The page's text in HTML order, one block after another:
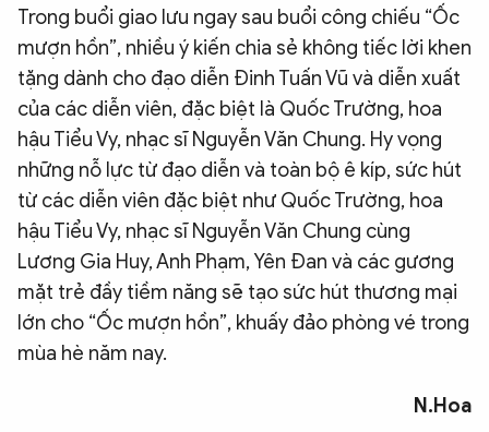
Trong buổi giao lưu ngay sau buổi công chiếu “Ốc
mượn hồn”, nhiều ý kiến chia sẻ không tiếc lời khen
tặng dành cho đạo diễn Đinh Tuấn Vũ và diễn xuất
của các diễn viên, đặc biệt là Quốc Trường, hoa
hậu Tiểu Vy, nhạc sĩ Nguyễn Văn Chung. Hy vọng
những nỗ lực từ đạo diễn và toàn bộ ê kíp, sức hút
từ các diễn viên đặc biệt như Quốc Trường, hoa
hậu Tiểu Vy, nhạc sĩ Nguyễn Văn Chung cùng
Lương Gia Huy, Anh Phạm, Yên Đan và các gương
mặt trẻ đầy tiềm năng sẽ tạo sức hút thương mại
lớn cho “Ốc mượn hồn”, khuấy đảo phòng vé trong
mùa hè năm nay.
N.Hoa